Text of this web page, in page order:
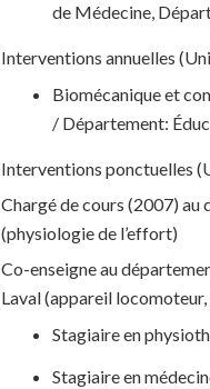
de Médecine,
Interventions annuelles
Biomécanique et
/ Département:
Interventions ponctuelles
Chargé de cours (2007) au
(physiologie de l’effort)
Co-enseigne au
Laval (appareil
Stagiaire en
Stagiaire en